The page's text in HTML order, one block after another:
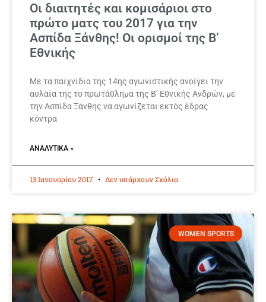
Οι διαιτητές και κομισάριοι στο
πρώτο ματς του 2017 για την
Ασπίδα Ξάνθης! Οι ορισμοί της Β’
Εθνικής
Με τα παιχνίδια της 14ης αγωνιστικής ανοίγει την
αυλαία της το πρωτάθλημα της Β’ Εθνικής Ανδρών, με
την Ασπίδα Ξάνθης να αγωνίζεται εκτός έδρας
κόντρα
ΑΝΑΛΥΤΙΚΆ »
13 Ιανουαρίου 2017 Δεν υπάρχουν Σχόλια
WOMEN SPORTS